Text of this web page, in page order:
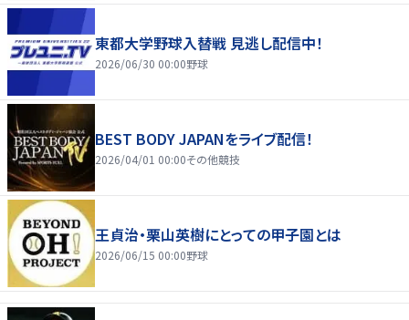
東都大学野球入替戦 見逃し配信中！
2026/06/30 00:00野球
BEST BODY JAPANをライブ配信！
2026/04/01 00:00その他競技
王貞治・栗山英樹にとっての甲子園とは
2026/06/15 00:00野球